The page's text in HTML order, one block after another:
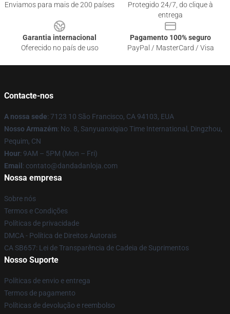
Enviamos para mais de 200 países
Protegido 24/7, do clique à
entrega
Garantia internacional
Oferecido no país de uso
Pagamento 100% seguro
PayPal / MasterCard / Visa
Contacte-nos
A nossa sede: 7123 10 São Francisco, CA 94103, EUA
Nosso Armazém: No. 8, Sanyuanxiqiao Time International, Dingzhou,
Pequim, CN
Hour: 9AM – 5PM (Mon – Fri)
Email : contato@dandadanloja.com
Nossa empresa
Sobre nós
Termos e Condições
Políticas de privacidade
DMCA - Política de Direitos Autorais
CA SB657: Lei de Transparência de Cadeia de Suprimentos
Nosso Suporte
Políticas de envio e entrega
Termos de pagamento
Políticas de devolução e reembolso